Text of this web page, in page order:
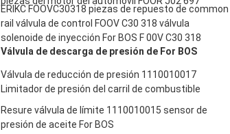
ERIKC FOOVC30318 piezas de repuesto de common
rail válvula de control FOOV C30 318 válvula
solenoide de inyección For BOS F 00V C30 318
Válvula de descarga de presión de For BOS
Válvula de reducción de presión 1110010017
Limitador de presión del carril de combustible
Resure válvula de límite 1110010015 sensor de
presión de aceite For BOS